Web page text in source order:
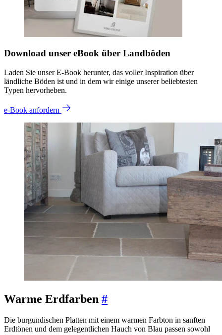
Download unser eBook über Landböden
Laden Sie unser E-Book herunter, das voller Inspiration über
ländliche Böden ist und in dem wir einige unserer beliebtesten
Typen hervorheben.
e-Book anfordern
Warme Erdfarben #
Die burgundischen Platten mit einem warmen Farbton in sanften
Erdtönen und dem gelegentlichen Hauch von Blau passen sowohl